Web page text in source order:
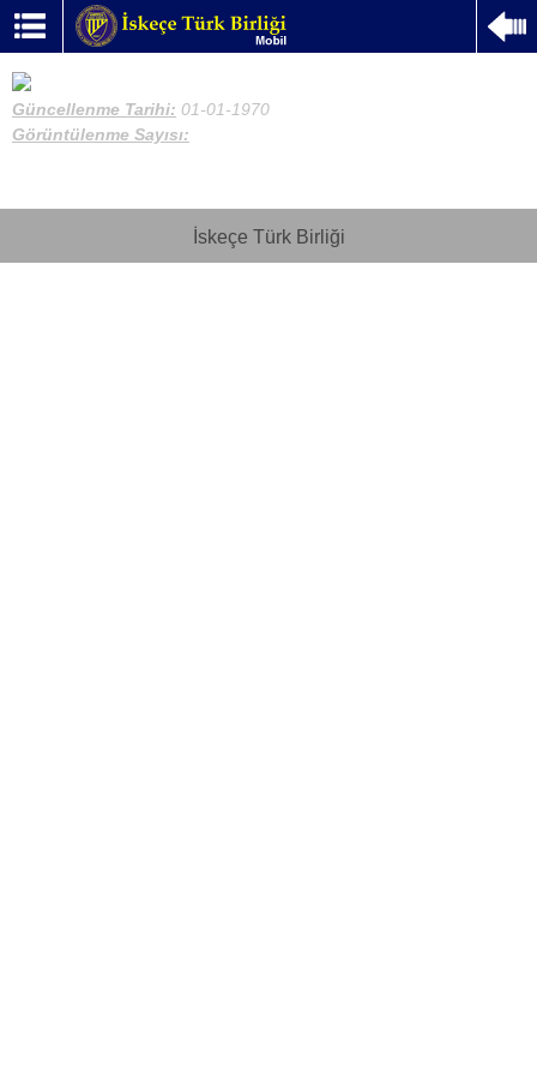
Güncellenme Tarihi: 01-01-1970
Görüntülenme Sayısı:
İskeçe Türk Birliği